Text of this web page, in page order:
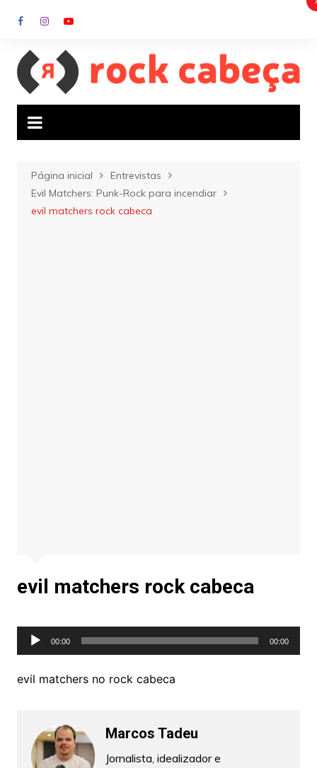
para
conteúdo
Página inicial
Entrevistas
Evil Matchers: Punk-Rock para incendiar
evil matchers rock cabeca
evil matchers rock cabeca
Tocador
de
áudio
00:00 00:00
evil matchers no rock cabeca
Marcos Tadeu
Jornalista, idealizador e